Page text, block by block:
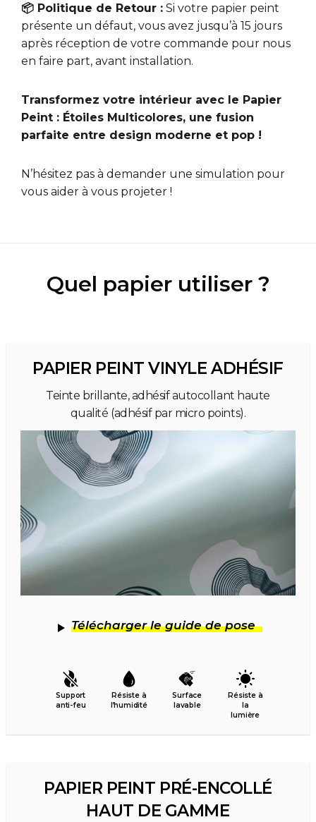
📦 Politique de Retour : Si votre papier peint
présente un défaut, vous avez jusqu’à 15 jours
après réception de votre commande pour nous
en faire part, avant installation.
Transformez votre intérieur avec le Papier
Peint : Étoiles Multicolores, une fusion
parfaite entre design moderne et pop !
N’hésitez pas à demander une simulation pour
vous aider à vous projeter !
Quel papier utiliser ?
PAPIER PEINT VINYLE ADHÉSIF
Teinte brillante, adhésif autocollant haute
qualité (adhésif par micro points).
Télécharger le guide de pose
Support
anti-feu
Résiste à
l’humidité
Surface
lavable
Résiste à
la
lumière
PAPIER PEINT PRÉ-ENCOLLÉ
HAUT DE GAMME